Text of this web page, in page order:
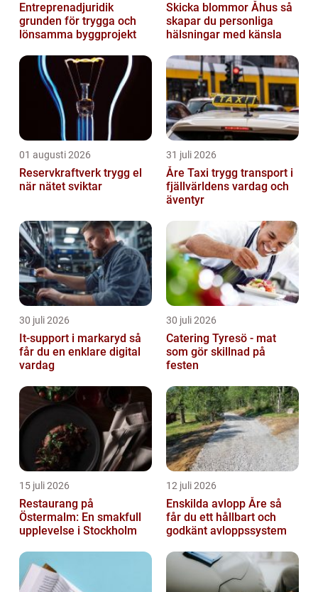
Entreprenadjuridik
grunden för trygga och
lönsamma byggprojekt
Skicka blommor Åhus så
skapar du personliga
hälsningar med känsla
01 augusti 2026
Reservkraftverk trygg el
när nätet sviktar
31 juli 2026
Åre Taxi trygg transport i
fjällvärldens vardag och
äventyr
30 juli 2026
It-support i markaryd så
får du en enklare digital
vardag
30 juli 2026
Catering Tyresö - mat
som gör skillnad på
festen
15 juli 2026
Restaurang på
Östermalm: En smakfull
upplevelse i Stockholm
12 juli 2026
Enskilda avlopp Åre så
får du ett hållbart och
godkänt avloppssystem